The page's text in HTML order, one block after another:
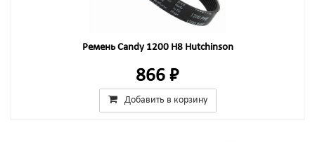
Ремень Candy 1200 H8 Hutchinson
866 ₽
Добавить в корзину